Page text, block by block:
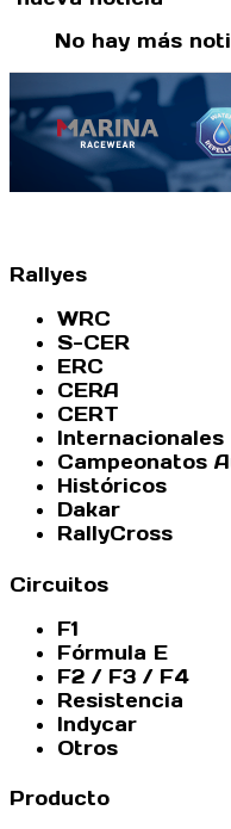
No hay más
Rallyes
WRC
S-CER
ERC
CERA
CERT
Internacionales
Campeonatos
Históricos
Dakar
RallyCross
Circuitos
F1
Fórmula E
F2 / F3 / F4
Resistencia
Indycar
Otros
Producto